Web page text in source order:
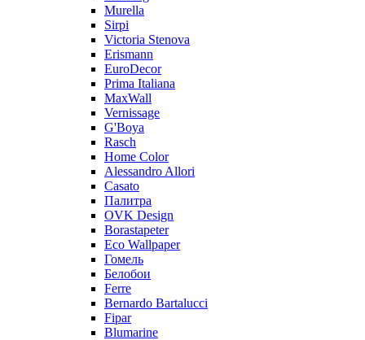
Murella
Sirpi
Victoria Stenova
Erismann
EuroDecor
Prima Italiana
MaxWall
Vernissage
G'Boya
Rasch
Home Color
Alessandro Allori
Casato
Палитра
OVK Design
Borastapeter
Eco Wallpaper
Гомель
Белобои
Ferre
Bernardo Bartalucci
Fipar
Blumarine